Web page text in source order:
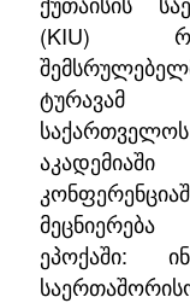
(KIU)
ტურავამ
ეპოქაში: